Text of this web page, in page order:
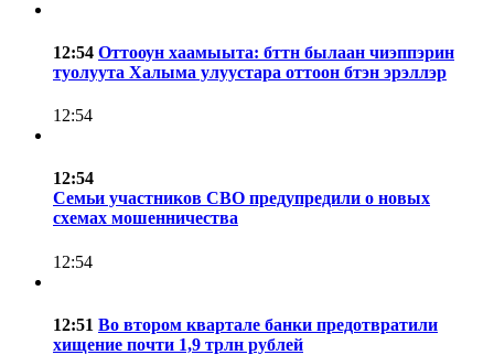
12:54 Оттооун хаамыыта: бттн былаан чиэппэрин
туолуута Халыма улуустара оттоон бтэн эрэллэр
12:54
12:54
Семьи участников СВО предупредили о новых
схемах мошенничества
12:54
12:51 Во втором квартале банки предотвратили
хищение почти 1,9 трлн рублей